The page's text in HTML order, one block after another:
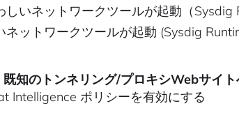
しいネットワークツールが起動（Sysdig
ネットワークツールが起動 (Sysdig
知のトンネリング/プロキシWebサイ
Intelligence ポリシーを有効にする